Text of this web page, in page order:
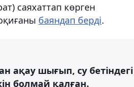
саяхаттап көрген
баяндап берді.
ақау шығып, су бетіндегі
болмай қалған.